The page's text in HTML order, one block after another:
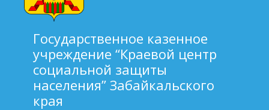
Государственное казенное
учреждение “Краевой центр
социальной защиты
населения” Забайкальского
края